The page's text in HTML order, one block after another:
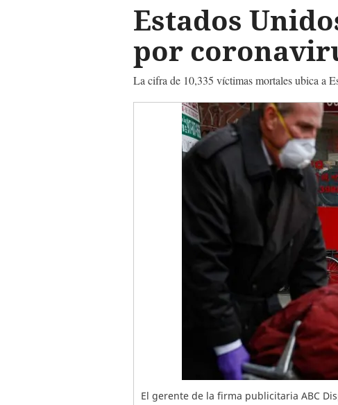
Estados
por
La cifra de 10,335 víctimas mortales ubica a
El gerente de la firma publicitaria ABC